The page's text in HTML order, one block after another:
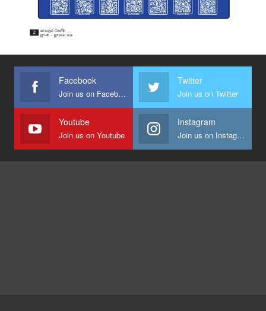
Facebook
Join us on Facebook
Twitter
Join us on Twitter
Youtube
Join us on Youtube
Instagram
Join us on Instagram